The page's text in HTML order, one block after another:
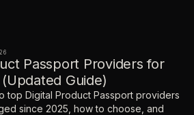
Passport Providers for
Guide)
top Digital Product Passport providers
since 2025, how to choose, and